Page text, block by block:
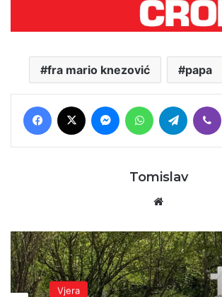
fra mario knezović papa
Facebook MessengerWhatsAppTelegram
Tomislav
Vjera